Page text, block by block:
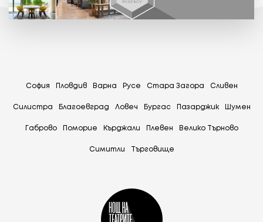
София Пловдив Варна Русе Стара Загора Сливен
Силистра Благоевград Ловеч Бургас Пазарджик Шумен
Габрово Поморие Кърджали Плевен Велико Търново
Симитли Tърговище